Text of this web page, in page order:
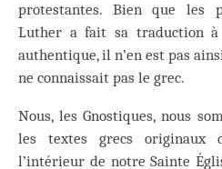
protestantes. Bien que les
Luther a fait sa traduction
authentique, il n’en est pas
ne connaissait pas le grec.
Nous, les Gnostiques, nous
les textes grecs originaux
l’intérieur de notre Sainte